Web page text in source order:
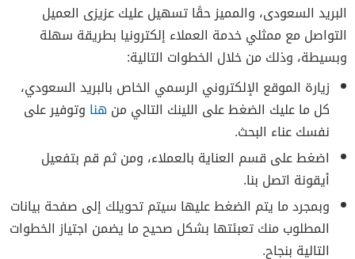
البريد السعودى، والمميز حقًا تسهيل عليك عزيزى العميل
التواصل مع ممثلي خدمة العملاء إلكترونيا بطريقة سهلة
وبسيطة، وذلك من خلال الخطوات التالية:
زيارة الموقع الإلكتروني الرسمي الخاص بالبريد السعودي،
كل ما عليك الضغط على اللينك التالي من هنا وتوفير على
نفسك عناء البحث.
اضغط على قسم العناية بالعملاء، ومن ثم قم بتفعيل
أيقونة اتصل بنا.
وبمجرد ما يتم الضغط عليها سيتم تحويلك إلى صفحة بيانات
المطلوب منك تعبئتها بشكل صحيح ما يضمن اجتياز الخطوات
التالية بنجاح.